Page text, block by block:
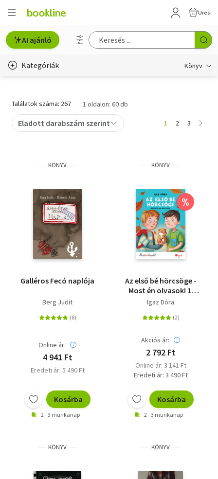
Üres
AI ajánló
Kategóriák Könyv
Gyermek- és ifjúsági
Szakkönyv
Szótár, nyelvkönyv
Tankönyv, segédkönyv
Társadalomtudomány
Természettudomány
Történelem
Találatok száma: 267 1 oldalon: 60 db
Eladott darabszám szerint 1 2 3
KÖNYV
Galléros Fecó naplója
Berg Judit
Online ár:
4 941 Ft
Eredeti ár: 5 490 Ft
Kosárba
2 - 3 munkanap
KÖNYV
%
Az első bé hörcsöge -
Most én olvasok! 1.
szint
Igaz Dóra
Akciós ár:
2 792 Ft
Online ár: 3 141 Ft
Eredeti ár: 3 490 Ft
Kosárba
2 - 3 munkanap
KÖNYV KÖNYV